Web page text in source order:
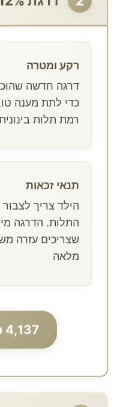
רקע ומטרה
כדי לתת מענה
רמת תלות
תנאי זכאות
הילד צריך לצבור
התלות. הדרגה
שצריכים עזרה
מלאה
4,137 ₪ לחודש